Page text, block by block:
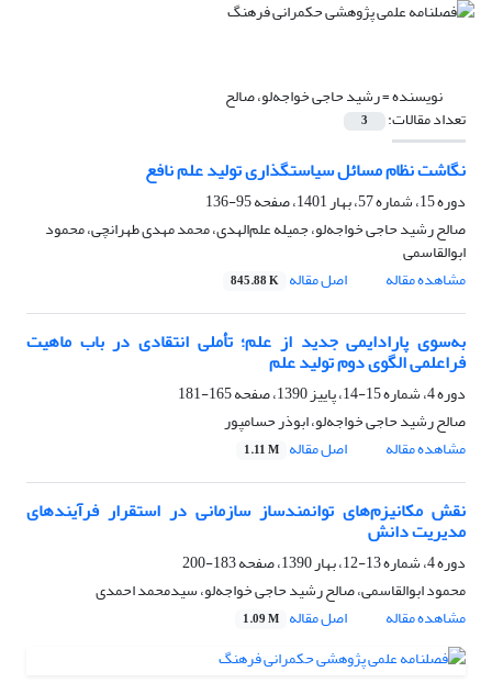
نویسنده =رشید حاجی خواجه‌لو، صالح
تعداد مقالات: 3
نگاشت نظام مسائل سیاستگذاری تولید علم نافع
دوره 15، شماره 57، بهار 1401، صفحه
95-136
صالح رشید حاجی خواجه‌لو، جمیله علم‌الهدی، محمد مهدی طهرانچی، محمود
ابوالقاسمی
مشاهده مقاله
اصل مقاله 845.88 K
به‌سوی پارادایمی جدید از علم؛ تأملی انتقادی در باب ماهیت
فراعلمی الگوی دوم تولید علم
دوره 4، شماره 15-14، پاییز 1390، صفحه
165-181
صالح رشید حاجی خواجه‌لو، ابوذر حسامپور
مشاهده مقاله
اصل مقاله 1.11 M
نقش مکانیزم‌های توانمندساز سازمانی در استقرار فرآیندهای
مدیریت دانش
دوره 4، شماره 13-12، بهار 1390، صفحه
183-200
محمود ابوالقاسمی، صالح رشید حاجی خواجه‌لو، سیدمحمد احمدی
مشاهده مقاله
اصل مقاله 1.09 M